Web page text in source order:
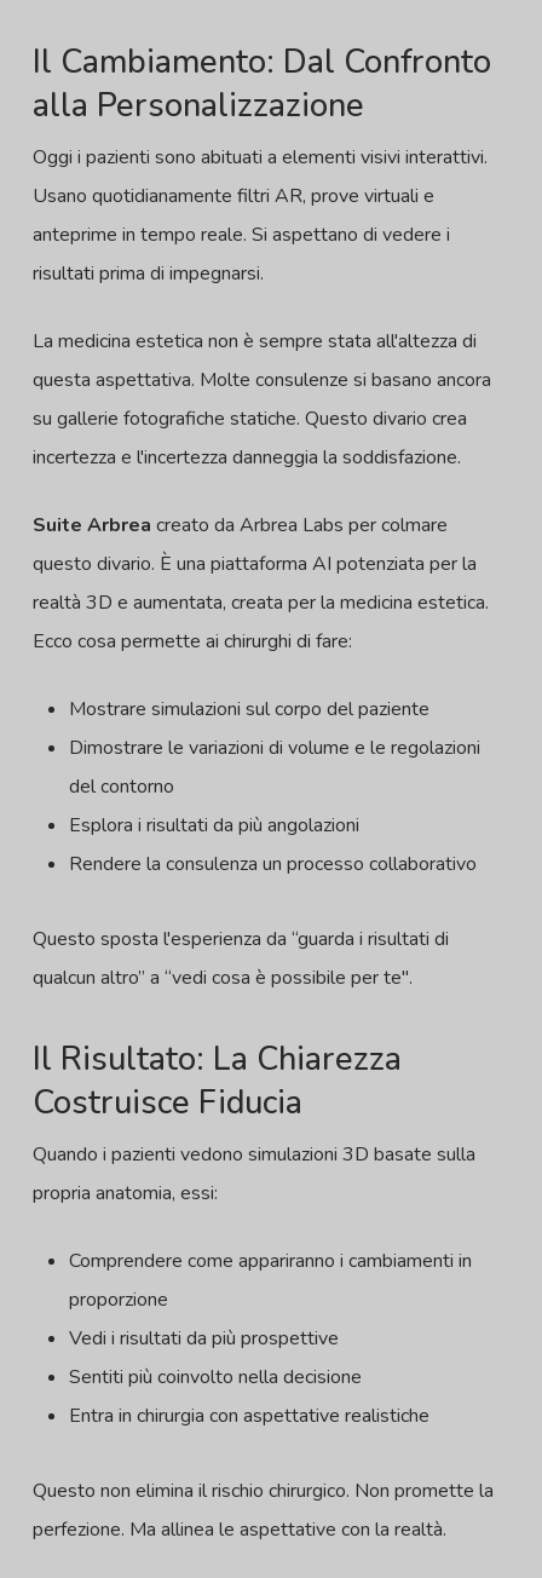
Il Cambiamento: Dal Confronto
alla Personalizzazione
Oggi i pazienti sono abituati a elementi visivi interattivi.
Usano quotidianamente filtri AR, prove virtuali e
anteprime in tempo reale. Si aspettano di vedere i
risultati prima di impegnarsi.
La medicina estetica non è sempre stata all'altezza di
questa aspettativa. Molte consulenze si basano ancora
su gallerie fotografiche statiche. Questo divario crea
incertezza e l'incertezza danneggia la soddisfazione.
Suite Arbrea creato da Arbrea Labs per colmare
questo divario. È una piattaforma AI potenziata per la
realtà 3D e aumentata, creata per la medicina estetica.
Ecco cosa permette ai chirurghi di fare:
Mostrare simulazioni sul corpo del paziente
Dimostrare le variazioni di volume e le regolazioni
del contorno
Esplora i risultati da più angolazioni
Rendere la consulenza un processo collaborativo
Questo sposta l'esperienza da “guarda i risultati di
qualcun altro” a “vedi cosa è possibile per te".
Il Risultato: La Chiarezza
Costruisce Fiducia
Quando i pazienti vedono simulazioni 3D basate sulla
propria anatomia, essi:
Comprendere come appariranno i cambiamenti in
proporzione
Vedi i risultati da più prospettive
Sentiti più coinvolto nella decisione
Entra in chirurgia con aspettative realistiche
Questo non elimina il rischio chirurgico. Non promette la
perfezione. Ma allinea le aspettative con la realtà.